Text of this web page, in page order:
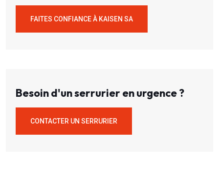
FAITES CONFIANCE À KAISEN SA
Besoin d'un serrurier en urgence ?
CONTACTER UN SERRURIER